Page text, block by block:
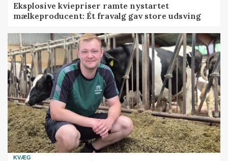
Eksplosive kviepriser ramte nystartet
mælkeproducent: Ét fravalg gav store udsving
KVÆG